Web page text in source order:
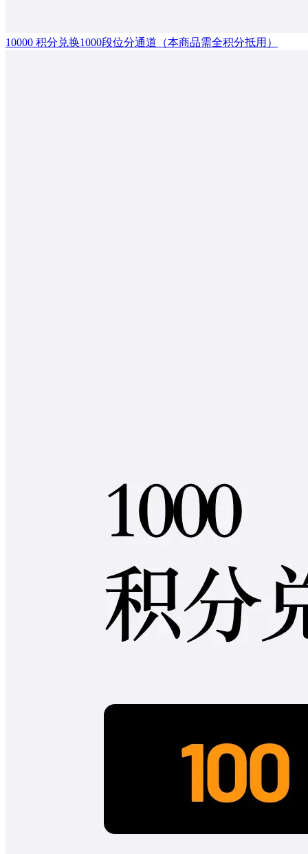
10000 积分兑换1000段位分通道（本商品需全积分抵用）